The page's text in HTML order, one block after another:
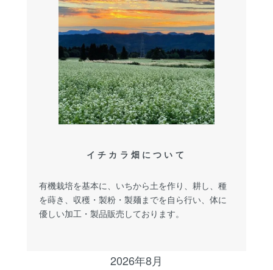
イチカラ畑について
有機栽培を基本に、いちから土を作り、耕し、種
を蒔き、収穫・製粉・製麺までを自ら行い、体に
優しい加工・製品販売しております。
2026年8月